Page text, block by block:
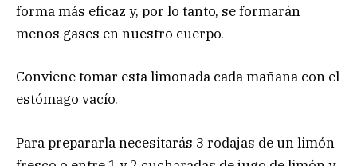
forma más eficaz y, por lo tanto, se formarán
menos gases en nuestro cuerpo.
Conviene tomar esta limonada cada mañana con el
estómago vacío.
Para prepararla necesitarás 3 rodajas de un limón